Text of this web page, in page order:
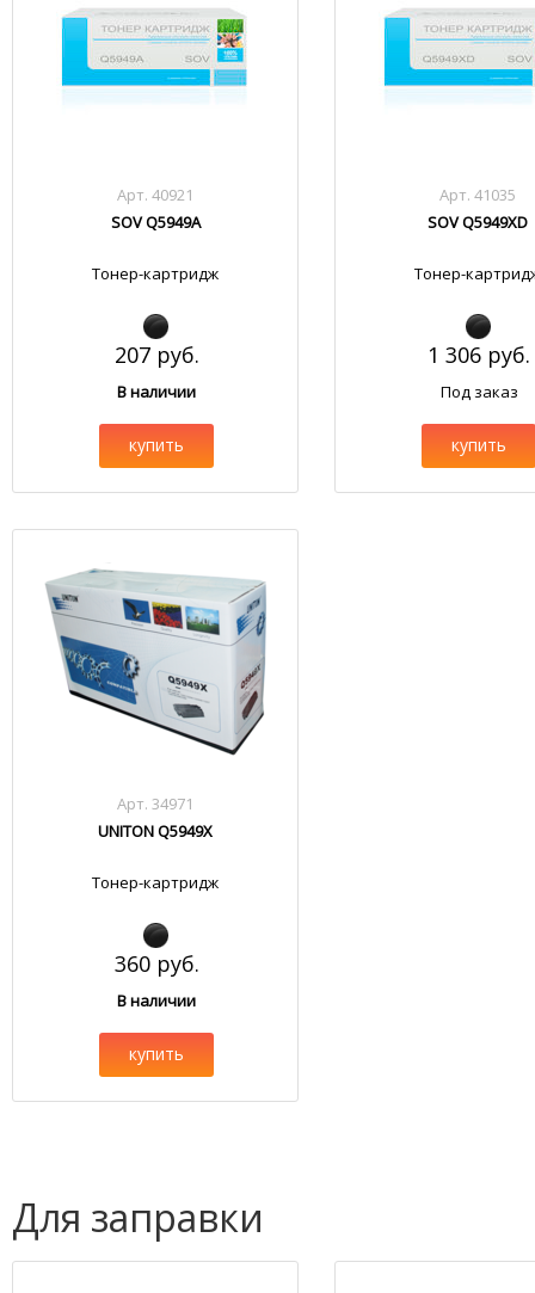
Арт. 40921
SOV Q5949A
Тонер-картридж
207 руб.
В наличии
купить
Арт. 41035
SOV Q5949XD
Тонер-
1 306 руб.
Под заказ
купить
Арт. 34971
UNITON Q5949X
Тонер-картридж
360 руб.
В наличии
купить
Для заправки